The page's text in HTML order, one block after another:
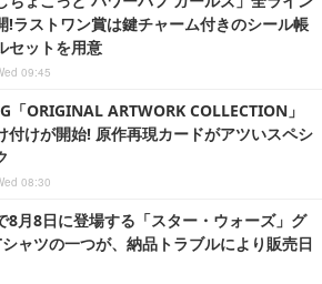
!ラストワン賞は鍵チャーム付きのシール帳
セットを用意
09:45
「ORIGINAL ARTWORK COLLECTION」
付けが開始! 原作再現カードがアツいスペシ
08:30
8月8日に登場する「スター・ウォーズ」グ
ャツの一つが、納品トラブルにより販売日